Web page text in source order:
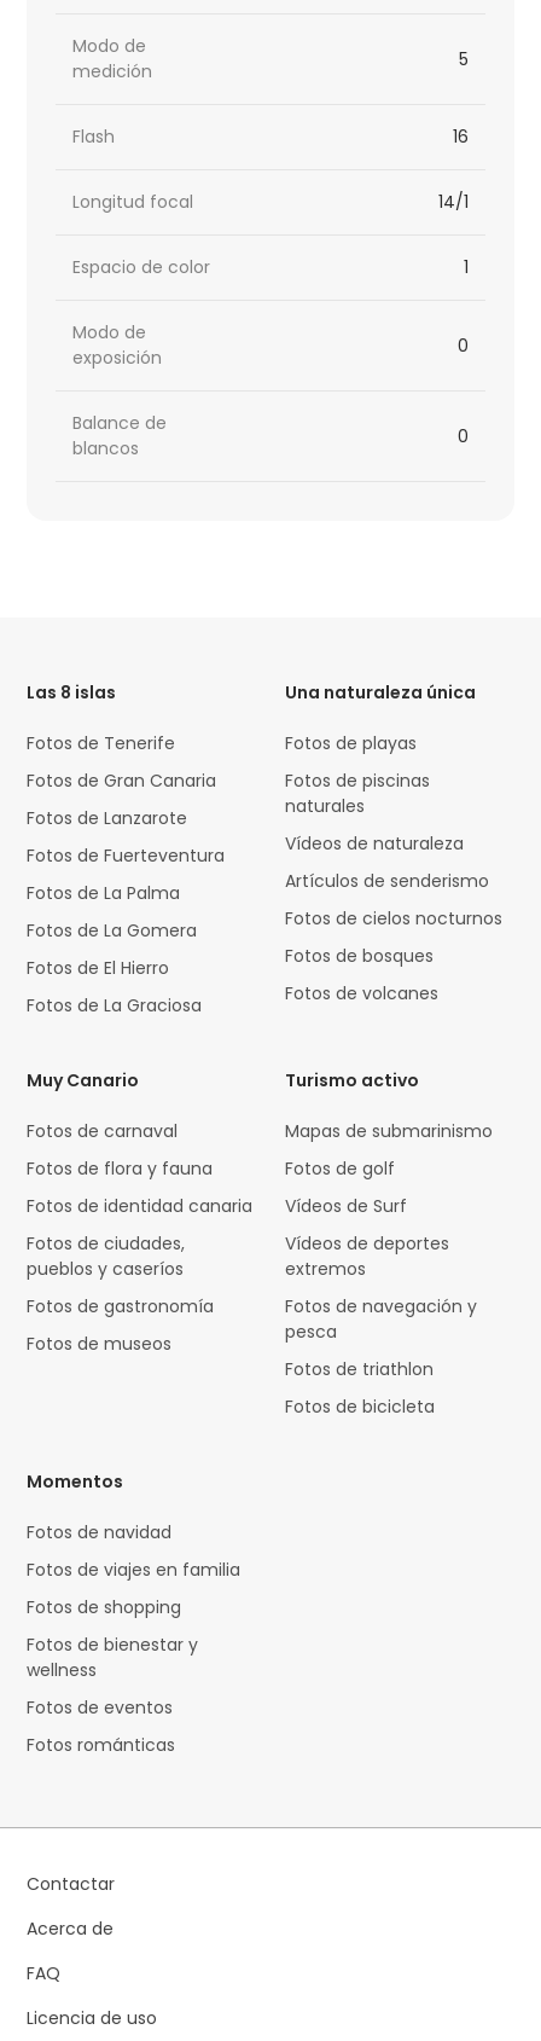
Modo de
medición
5
Flash 16
Longitud focal 14/1
Espacio de color 1
Modo de
exposición
0
Balance de
blancos
0
Las 8 islas
Fotos de Tenerife
Fotos de Gran Canaria
Fotos de Lanzarote
Fotos de Fuerteventura
Fotos de La Palma
Fotos de La Gomera
Fotos de El Hierro
Fotos de La Graciosa
Una naturaleza única
Fotos de playas
Fotos de piscinas
naturales
Vídeos de naturaleza
Artículos de senderismo
Fotos de cielos nocturnos
Fotos de bosques
Fotos de volcanes
Muy Canario
Fotos de carnaval
Fotos de flora y fauna
Fotos de identidad canaria
Fotos de ciudades,
pueblos y caseríos
Fotos de gastronomía
Fotos de museos
Turismo activo
Mapas de submarinismo
Fotos de golf
Vídeos de Surf
Vídeos de deportes
extremos
Fotos de navegación y
pesca
Fotos de triathlon
Fotos de bicicleta
Momentos
Fotos de navidad
Fotos de viajes en familia
Fotos de shopping
Fotos de bienestar y
wellness
Fotos de eventos
Fotos románticas
Contactar
Acerca de
FAQ
Licencia de uso